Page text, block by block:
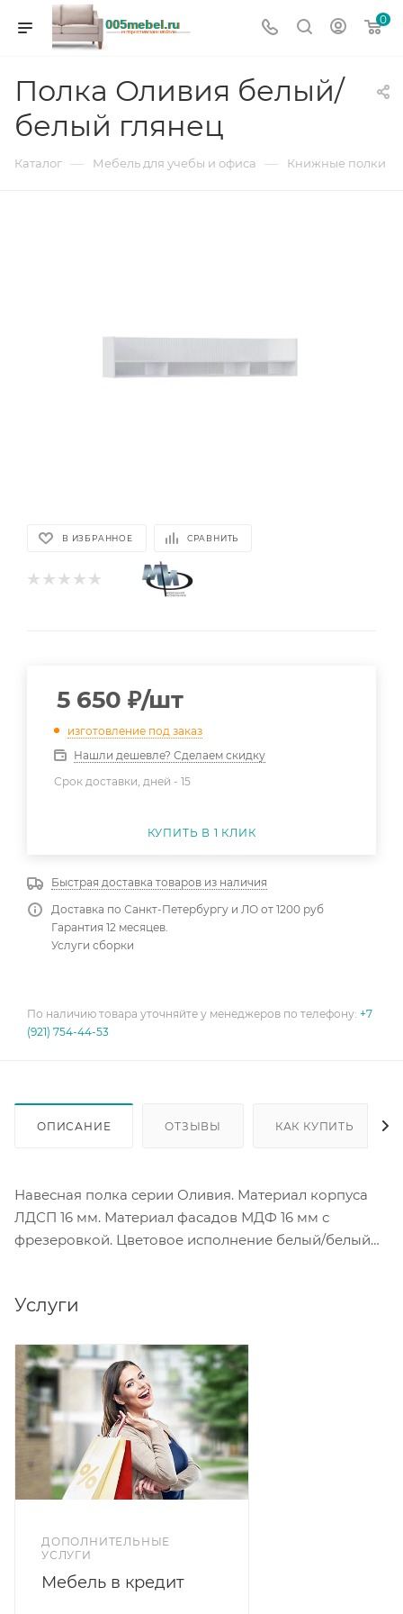
0
Полка Оливия белый/
белый глянец
Каталог — Мебель для учебы и офиса — Книжные полки
В ИЗБРАННОЕ СРАВНИТЬ
5 650 ₽/шт
изготовление под заказ
Нашли дешевле? Сделаем скидку
Срок доставки, дней - 15
КУПИТЬ В 1 КЛИК
Быстрая доставка товаров из наличия
Доставка по Санкт-Петербургу и ЛО от 1200 руб
Гарантия 12 месяцев.
Услуги сборки
По наличию товара уточняйте у менеджеров по телефону: +7
(921) 754-44-53
ОПИСАНИЕ ОТЗЫВЫ КАК КУПИТЬ
Навесная полка серии Оливия. Материал корпуса
ЛДСП 16 мм. Материал фасадов МДФ 16 мм с
фрезеровкой. Цветовое исполнение белый/белый
Услуги
ДОПОЛНИТЕЛЬНЫЕ
УСЛУГИ
Мебель в кредит